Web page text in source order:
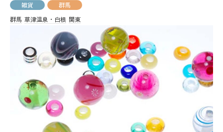
雑貨
群馬
群馬 草津温泉・白根 関東